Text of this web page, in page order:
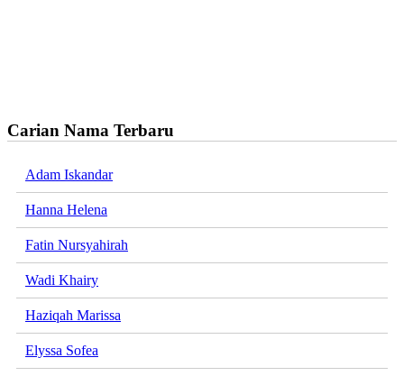
Carian Nama Terbaru
Adam Iskandar
Hanna Helena
Fatin Nursyahirah
Wadi Khairy
Haziqah Marissa
Elyssa Sofea